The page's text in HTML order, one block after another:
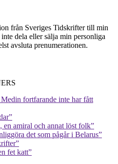
från Sveriges Tidskrifter till min
dela eller sälja min personliga
avsluta prenumerationen.
fortfarande inte har fått
en amiral och annat löst folk”
det som pågår i Belarus”
fet katt”